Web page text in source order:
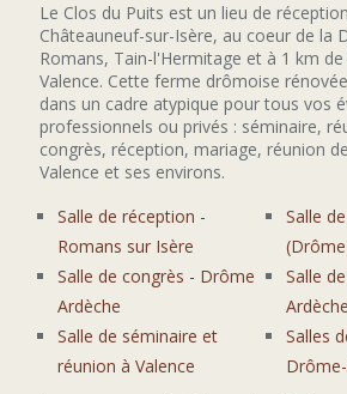
Le Clos du Puits est un lieu de
Châteauneuf-sur-Isère, au coeur de la
Romans, Tain-l'Hermitage et à 1 km de
Valence. Cette ferme drômoise
dans un cadre atypique pour tous vos
professionnels ou privés : séminaire,
congrès, réception, mariage, réunion
Valence et ses environs.
Salle de réception -
Romans sur Isère
Salle de congrès - Drôme
Ardèche
Salle de séminaire et
réunion à Valence
Salle
Salle
Ardèche
Salles